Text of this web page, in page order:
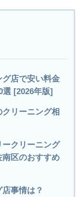
店で安い料金
選 [2026年版]
リーニング相
クリーニング
南区のおすすめ
事情は？